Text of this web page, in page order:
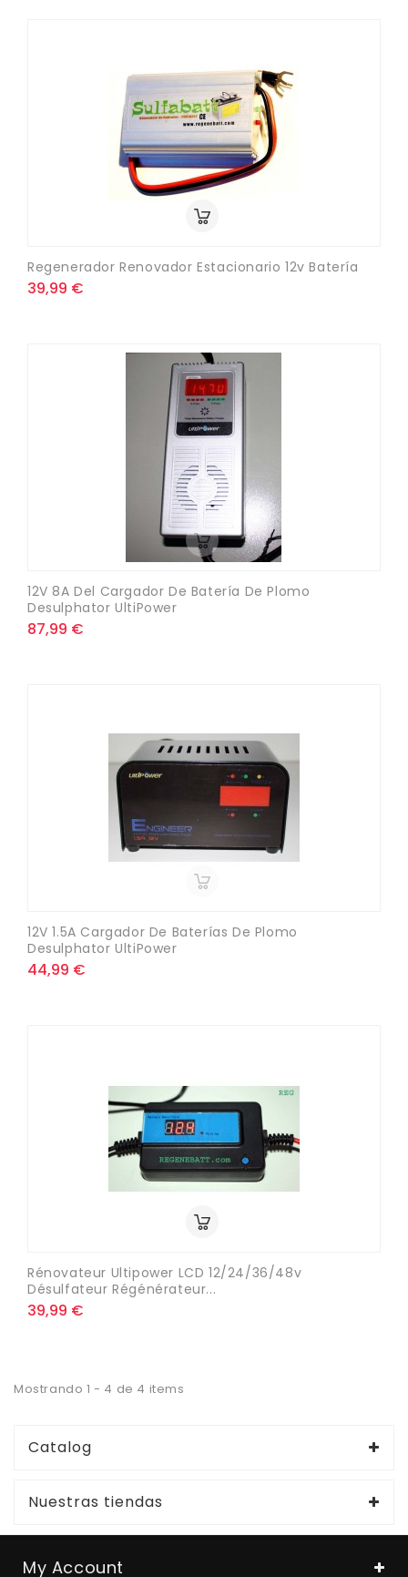
Regenerador Renovador Estacionario 12v Batería
39,99 €
12V 8A Del Cargador De Batería De Plomo
Desulphator UltiPower
87,99 €
12V 1.5A Cargador De Baterías De Plomo
Desulphator UltiPower
44,99 €
Rénovateur Ultipower LCD 12/24/36/48v
Désulfateur Régénérateur...
39,99 €
Mostrando 1 - 4 de 4 items
Catalog
Nuestras tiendas
My Account